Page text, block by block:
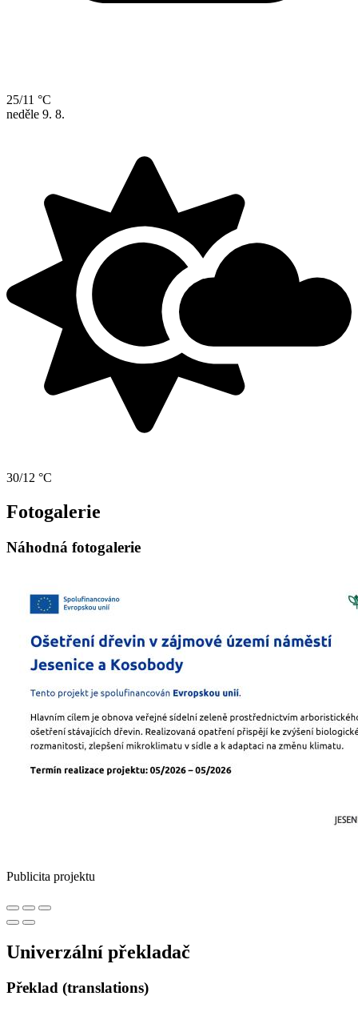
25/11 °C
neděle 9. 8.
30/12 °C
Fotogalerie
Náhodná fotogalerie
Publicita projektu
Univerzální překladač
Překlad (translations)